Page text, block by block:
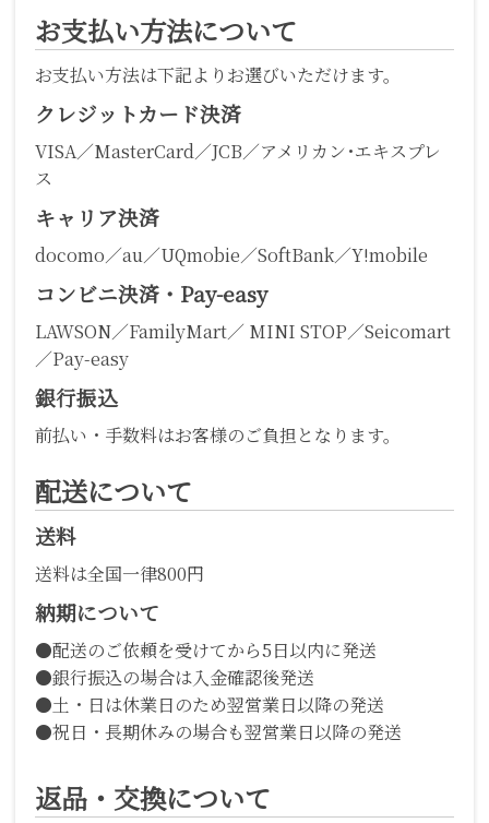
お支払い方法について
お支払い方法は下記よりお選びいただけます。
クレジットカード決済
VISA／MasterCard／JCB／アメリカン･エキスプレ
ス
キャリア決済
docomo／au／UQmobie／SoftBank／Y!mobile
コンビニ決済・Pay-easy
LAWSON／FamilyMart／ MINI STOP／Seicomart
／Pay-easy
銀行振込
前払い・手数料はお客様のご負担となります。
配送について
送料
送料は全国一律800円
納期について
●配送のご依頼を受けてから5日以内に発送
●銀行振込の場合は入金確認後発送
●土・日は休業日のため翌営業日以降の発送
●祝日・長期休みの場合も翌営業日以降の発送
返品・交換について